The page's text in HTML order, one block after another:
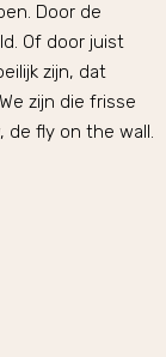
Door de
Of door juist
zijn, dat
zijn die frisse
de fly on the wall.